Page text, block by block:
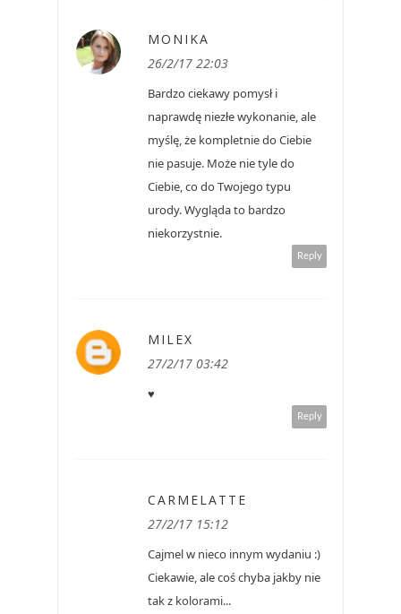
MONIKA
26/2/17 22:03
Bardzo ciekawy pomysł i
naprawdę niezłe wykonanie, ale
myślę, że kompletnie do Ciebie
nie pasuje. Może nie tyle do
Ciebie, co do Twojego typu
urody. Wygląda to bardzo
niekorzystnie.
Reply
MILEX
27/2/17 03:42
♥
Reply
CARMELATTE
27/2/17 15:12
Cajmel w nieco innym wydaniu :)
Ciekawie, ale coś chyba jakby nie
tak z kolorami...